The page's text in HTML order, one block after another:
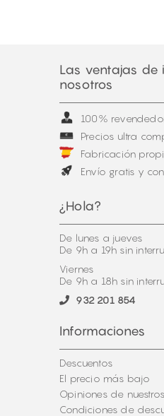
Las ventajas de
nosotros
100%
Precios ultra
Fabricación
Envío gratis y
¿Hola?
De lunes a jueves
De 9h a 19h sin
Viernes
De 9h a 18h sin
932 201 854
Informaciones
Descuentos
El precio más bajo
Opiniones de
Condiciones de